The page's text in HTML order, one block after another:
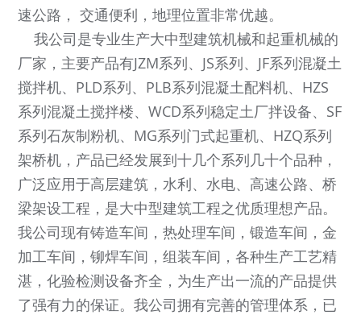
速公路， 交通便利，地理位置非常优越。
我公司是专业生产大中型建筑机械和起重机械的
厂家，主要产品有JZM系列、JS系列、JF系列混凝土
搅拌机、PLD系列、PLB系列混凝土配料机、HZS
系列混凝土搅拌楼、WCD系列稳定土厂拌设备、SF
系列石灰制粉机、MG系列门式起重机、HZQ系列
架桥机，产品已经发展到十几个系列几十个品种，
广泛应用于高层建筑，水利、水电、高速公路、桥
梁架设工程，是大中型建筑工程之优质理想产品。
我公司现有铸造车间，热处理车间，锻造车间，金
加工车间，铆焊车间，组装车间，各种生产工艺精
湛，化验检测设备齐全，为生产出一流的产品提供
了强有力的保证。我公司拥有完善的管理体系，已